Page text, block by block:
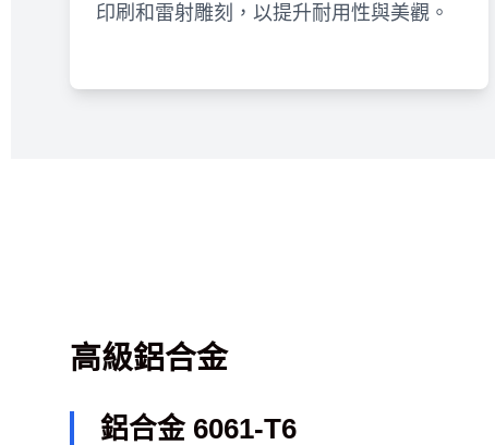
印刷和雷射雕刻，以提升耐用性與美觀。
高級鋁合金
鋁合金 6061-T6